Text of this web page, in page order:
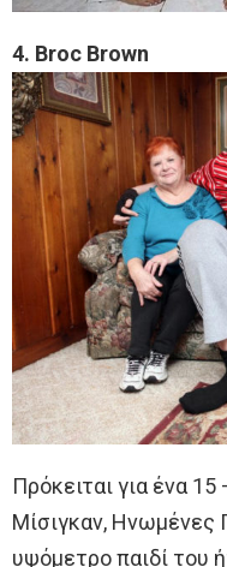
4. Broc Brown
Πρόκειται για ένα
Μίσιγκαν, Ηνωμένες
υψόμετρο παιδί του